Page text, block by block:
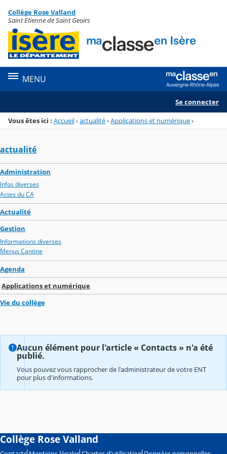
Menu de la rubrique
Contenu
Collège Rose Valland
Saint Etienne de Saint Geoirs
MENU
Se connecter
Vous êtes ici : Accueil›actualité›Applications et numérique›
actualité
Administration
Infos diverses
Actes du CA
Actualité
Gestion
Informations diverses
Menus Cantine
Agenda
Applications et numérique
Vie du collège
Aucun élément pour l'article « Contacts » n'a été
publié.
Vous pouvez vous rapprocher de l'administrateur de votre ENT
pour plus d'informations.
Collège Rose Valland